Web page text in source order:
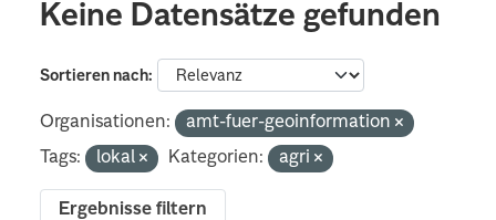
Keine Datensätze gefunden
Sortieren nach
Organisationen:
amt-fuer-geoinformation
Tags:
lokal Kategorien: agri
Ergebnisse filtern